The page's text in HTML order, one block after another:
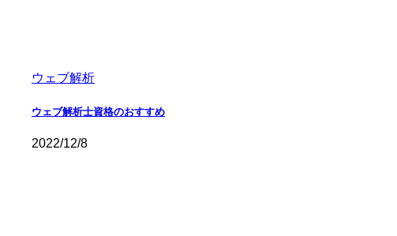
ウェブ解析
ウェブ解析士資格のおすすめ
2022/12/8